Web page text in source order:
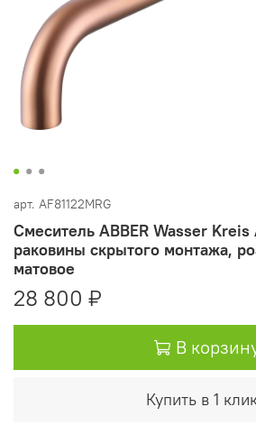
арт. AF81122MRG
Смеситель ABBER Wasser Kreis
раковины скрытого монтажа,
матовое
28 800 ₽
В
Купить в 1